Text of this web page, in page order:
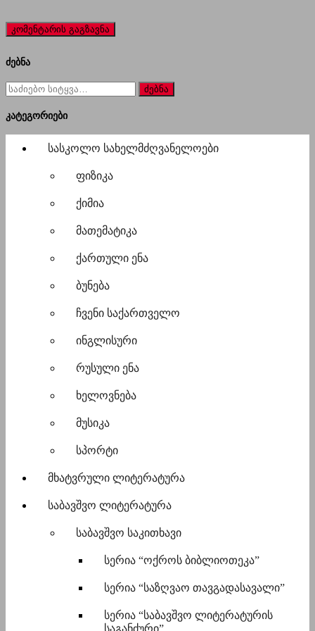
ძებნა
ძებნა
for:
კატეგორიები
სასკოლო სახელმძღვანელოები
ფიზიკა
ქიმია
მათემატიკა
ქართული ენა
ბუნება
ჩვენი საქართველო
ინგლისური
რუსული ენა
ხელოვნება
მუსიკა
სპორტი
მხატვრული ლიტერატურა
საბავშვო ლიტერატურა
საბავშვო საკითხავი
სერია “ოქროს ბიბლიოთეკა”
სერია “საზღვაო თავგადასავალი”
სერია “საბავშვო ლიტერატურის